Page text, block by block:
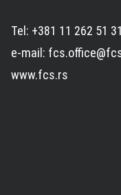
Tel: +381 11 262 51 31
e-mail:
www.fcs.rs